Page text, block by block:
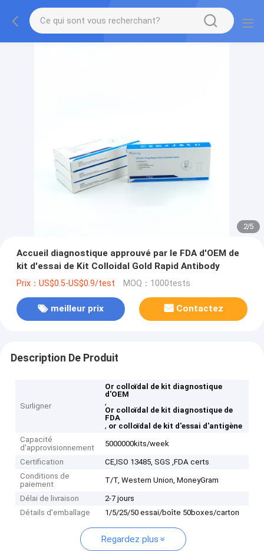
2/5
Accueil diagnostique approuvé par le FDA d'OEM de
kit d'essai de Kit Colloidal Gold Rapid Antibody
Prix：US$0.5-US$0.9/test MOQ：1000tests
meilleur prix Contactez
Description De Produit
Surligner
Or colloïdal de kit diagnostique
d'OEM
,
Or colloïdal de kit diagnostique de
FDA
, or colloïdal de kit d'essai d'antigène
Capacité
d'approvisionnement
5000000kits/week
Certification
CE,ISO 13485, SGS ,FDA certs
Conditions de
paiement
T/T, Western Union, MoneyGram
Délai de livraison
2-7 jours
Détails d'emballage
1/5/25/50 essai/boîte 50boxes/carton
Regardez plus